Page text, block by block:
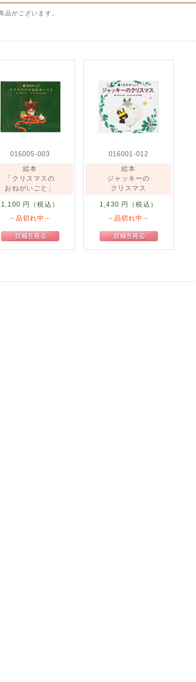
品がございます。
016005-003
絵本
「クリスマスの
おねがいごと」
1,100 円（税込）
－品切れ中－
016001-012
絵本
ジャッキーの
クリスマス
1,430 円（税込）
－品切れ中－